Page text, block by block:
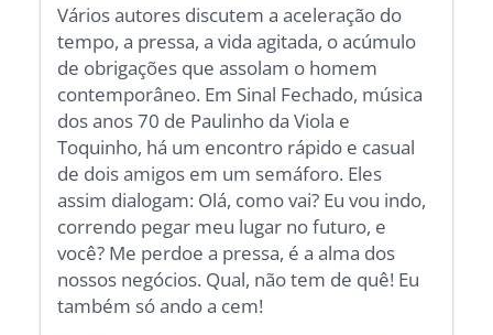
Vários autores discutem a aceleração do
tempo, a pressa, a vida agitada, o acúmulo
de obrigações que assolam o homem
contemporâneo. Em Sinal Fechado, música
dos anos 70 de Paulinho da Viola e
Toquinho, há um encontro rápido e casual
de dois amigos em um semáforo. Eles
assim dialogam: Olá, como vai? Eu vou indo,
correndo pegar meu lugar no futuro, e
você? Me perdoe a pressa, é a alma dos
nossos negócios. Qual, não tem de quê! Eu
também só ando a cem!